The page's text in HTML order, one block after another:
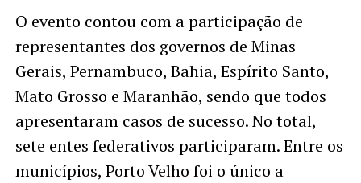
O evento contou com a participação de
representantes dos governos de Minas
Gerais, Pernambuco, Bahia, Espírito Santo,
Mato Grosso e Maranhão, sendo que todos
apresentaram casos de sucesso. No total,
sete entes federativos participaram. Entre os
municípios, Porto Velho foi o único a